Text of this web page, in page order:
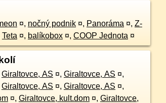
¤, nočný podnik ¤, Panoráma ¤, Z-
Teta ¤, balíkobox ¤, COOP Jednota ¤
Giraltovce, AS ¤, Giraltovce, AS ¤,
Giraltovce, AS ¤, Giraltovce, AS ¤,
¤, Giraltovce, kult.dom ¤, Giraltovce,